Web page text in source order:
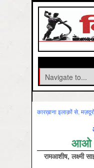
कारख़ाना इलाक़ों से,
आओ
रामआशीष, लक्ष्मी